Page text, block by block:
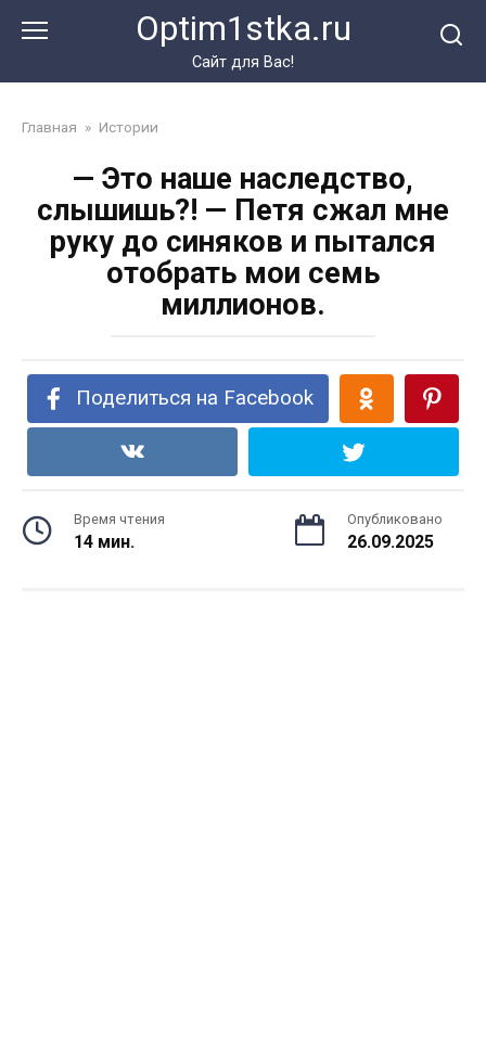
Optim1stka.ru
Сайт для Вас!
Главная » Истории
— Это наше наследство,
слышишь?! — Петя сжал мне
руку до синяков и пытался
отобрать мои семь
миллионов.
Поделиться на Facebook
Время чтения
14 мин.
Опубликовано
26.09.2025